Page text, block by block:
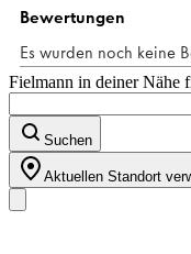
Sternen.
Bewertung
Fielmann in deiner Nähe
Suchen
Aktuellen Standort